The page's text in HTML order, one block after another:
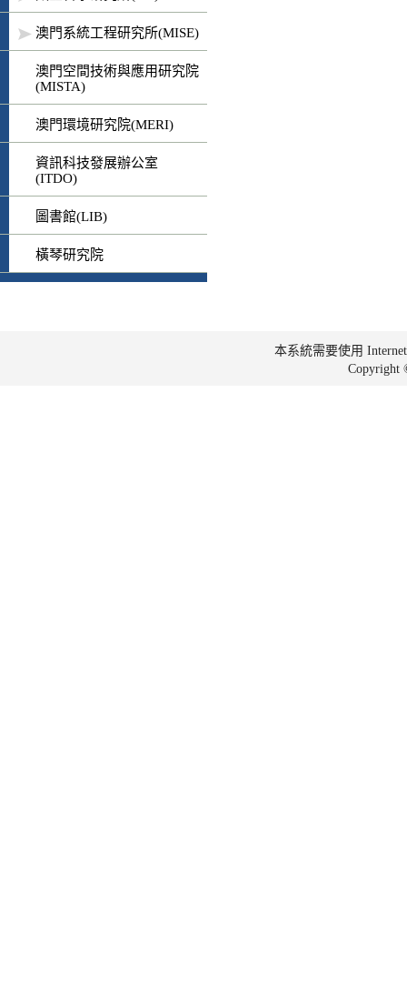
澳門系統工程研究所(MISE)
澳門空間技術與應用研究院
(MISTA)
澳門環境研究院(MERI)
資訊科技發展辦公室
(ITDO)
圖書館(LIB)
橫琴研究院
本系統需要使用
Copyright